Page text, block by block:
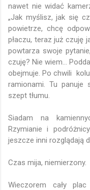
nawet nie widać
„Jak myślisz, jak się
powietrze, chcę
płaczu, teraz już czuję
powtarza swoje
czuję? Nie wiem…
obejmuje. Po chwili
ramionami. Tu
szept tłumu.
Siadam na
Rzymianie i
jeszcze inni rozglądają
Czas mija, niemierzony.
Wieczorem cały